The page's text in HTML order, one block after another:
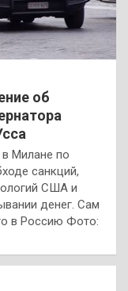
об
Милане по
санкций,
США и
денег. Сам
в Россию Фото: